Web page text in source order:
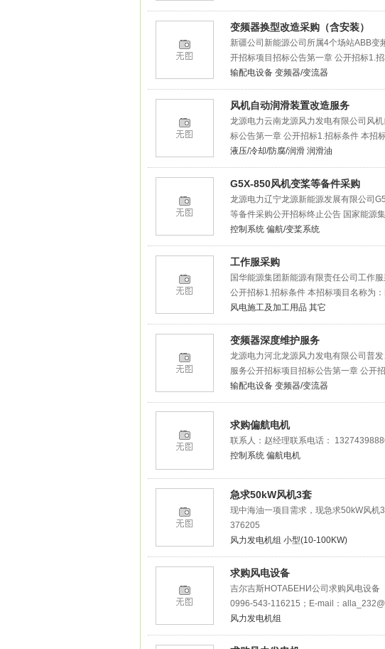
变频器换型改造采购（含安装）
新疆公司新能源公司所属4个场站ABB
开招标项目招标公告第一章 公开招标1.
输配电设备 变频器/变流器
风机自动润滑装置改造服务
龙源电力云南龙源风力发电有限公司风
标公告第一章 公开招标1.招标条件 本招
液压/冷却/防腐/润滑 润滑油
G5X-850风机变桨等备件采购
龙源电力辽宁龙源新能源发展有限公司
等备件采购公开招标终止公告 国家能源
控制系统 偏航/变桨系统
工作服采购
国华能源集团新能源有限责任公司工作
公开招标1.招标条件 本招标项目名称为
风电施工及加工用品 其它
变频器深度维护服务
龙源电力河北龙源风力发电有限公司普
服务公开招标项目招标公告第一章 公开
输配电设备 变频器/变流器
求购偏航电机
联系人：赵经理联系电话：
控制系统 偏航电机
急求50kW风机3套
现中海油一项目需求，现急求50kW风
376205
风力发电机组 小型(10-100KW)
求购风电设备
吉尔吉斯НОТАБЕНИ公司求购风电设备
0996-543-116215；E-mail：
风力发电机组